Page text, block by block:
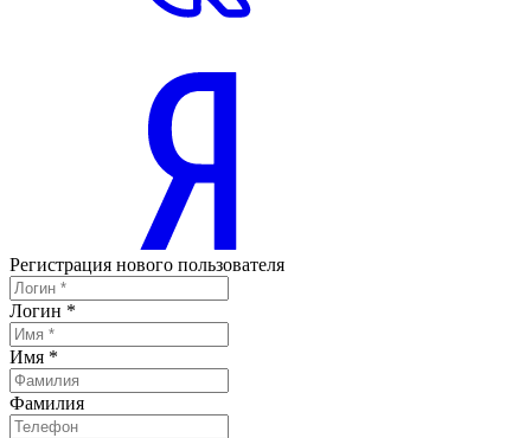
Регистрация нового пользователя
Логин *
Имя *
Фамилия